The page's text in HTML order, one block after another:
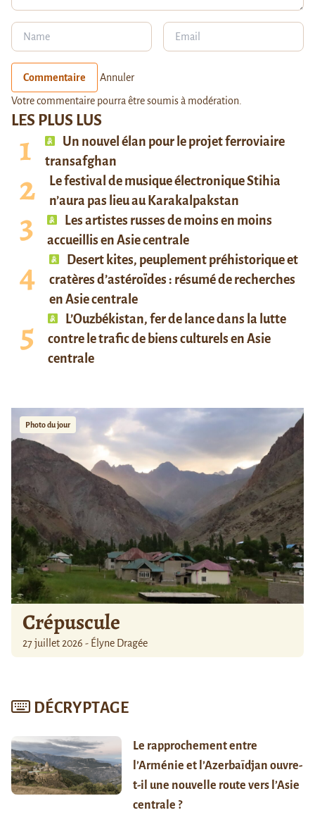
LES PLUS LUS
Un nouvel élan pour le projet ferroviaire
transafghan
Le festival de musique électronique Stihia
n’aura pas lieu au Karakalpakstan
Les artistes russes de moins en moins
accueillis en Asie centrale
Desert kites, peuplement préhistorique et
cratères d’astéroïdes : résumé de recherches
en Asie centrale
L’Ouzbékistan, fer de lance dans la lutte
contre le trafic de biens culturels en Asie
centrale
Photo du jour
Crépuscule
27 juillet 2026 - Élyne Dragée
DÉCRYPTAGE
Le rapprochement entre
l’Arménie et l’Azerbaïdjan ouvre-
t-il une nouvelle route vers l’Asie
centrale ?
Commentaire Annuler
Votre commentaire pourra être soumis à modération.